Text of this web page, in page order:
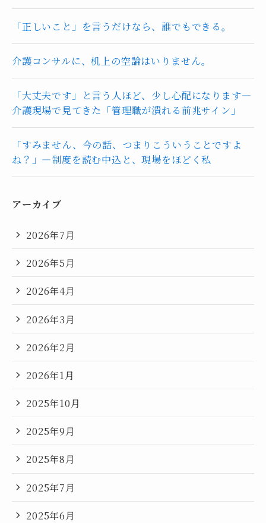
「正しいこと」を言うだけなら、誰でもできる。
介護コンサルに、机上の空論はいりません。
「大丈夫です」と言う人ほど、少し心配になります―
介護現場で見てきた「管理職が潰れる前兆サイン」
「すみません、今の話、つまりこういうことですよ
ね？」―制度を読む中込と、現場をほどく私
アーカイブ
2026年7月
2026年5月
2026年4月
2026年3月
2026年2月
2026年1月
2025年10月
2025年9月
2025年8月
2025年7月
2025年6月